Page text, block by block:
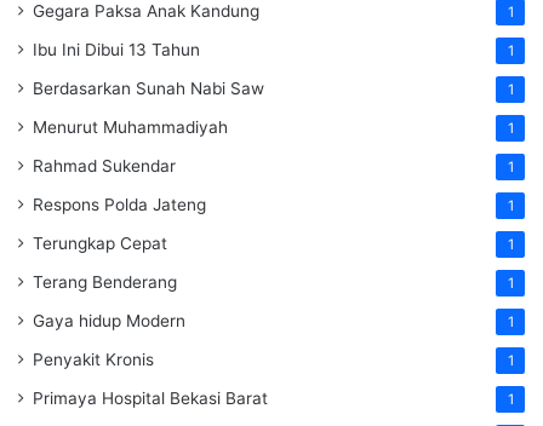
Gegara Paksa Anak Kandung 1
Ibu Ini Dibui 13 Tahun 1
Berdasarkan Sunah Nabi Saw 1
Menurut Muhammadiyah 1
Rahmad Sukendar 1
Respons Polda Jateng 1
Terungkap Cepat 1
Terang Benderang 1
Gaya hidup Modern 1
Penyakit Kronis 1
Primaya Hospital Bekasi Barat 1